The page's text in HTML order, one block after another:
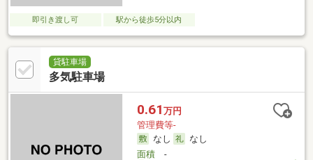
即引き渡し可 駅から徒歩5分以内
貸駐車場
多気駐車場
0.61 万円
管理費等-
なし
なし
面積-